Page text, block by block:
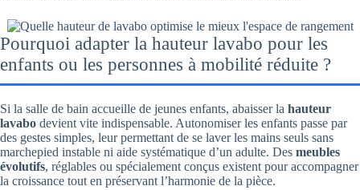
Pourquoi adapter la hauteur lavabo pour les
enfants ou les personnes à mobilité réduite ?
Si la salle de bain accueille de jeunes enfants, abaisser la hauteur
lavabo devient vite indispensable. Autonomiser les enfants passe par
des gestes simples, leur permettant de se laver les mains seuls sans
marchepied instable ni aide systématique d’un adulte. Des meubles
évolutifs, réglables ou spécialement conçus existent pour accompagner
la croissance tout en préservant l’harmonie de la pièce.